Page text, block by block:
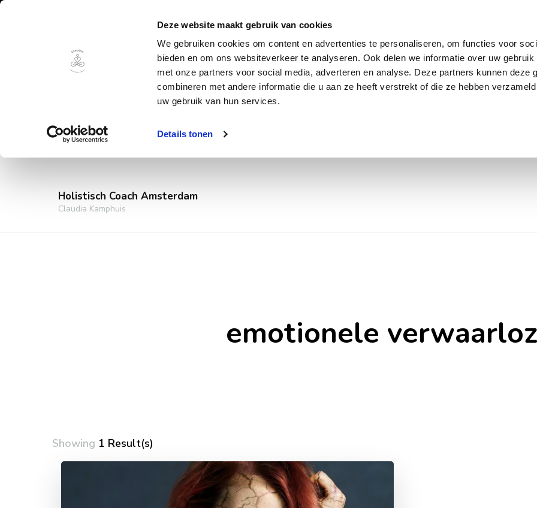
Deze website maakt gebruik van cookies
We gebruiken cookies om content en advertenties te personaliseren, om functies voor
bieden en om ons websiteverkeer te analyseren. Ook delen we informatie over uw
met onze partners voor social media, adverteren en analyse. Deze partners kunnen deze
combineren met andere informatie die u aan ze heeft verstrekt of die ze hebben
uw gebruik van hun services.
Details tonen
Holistisch Coach Amsterdam
Claudia Kamphuis
emotionele
Showing 1 Result(s)